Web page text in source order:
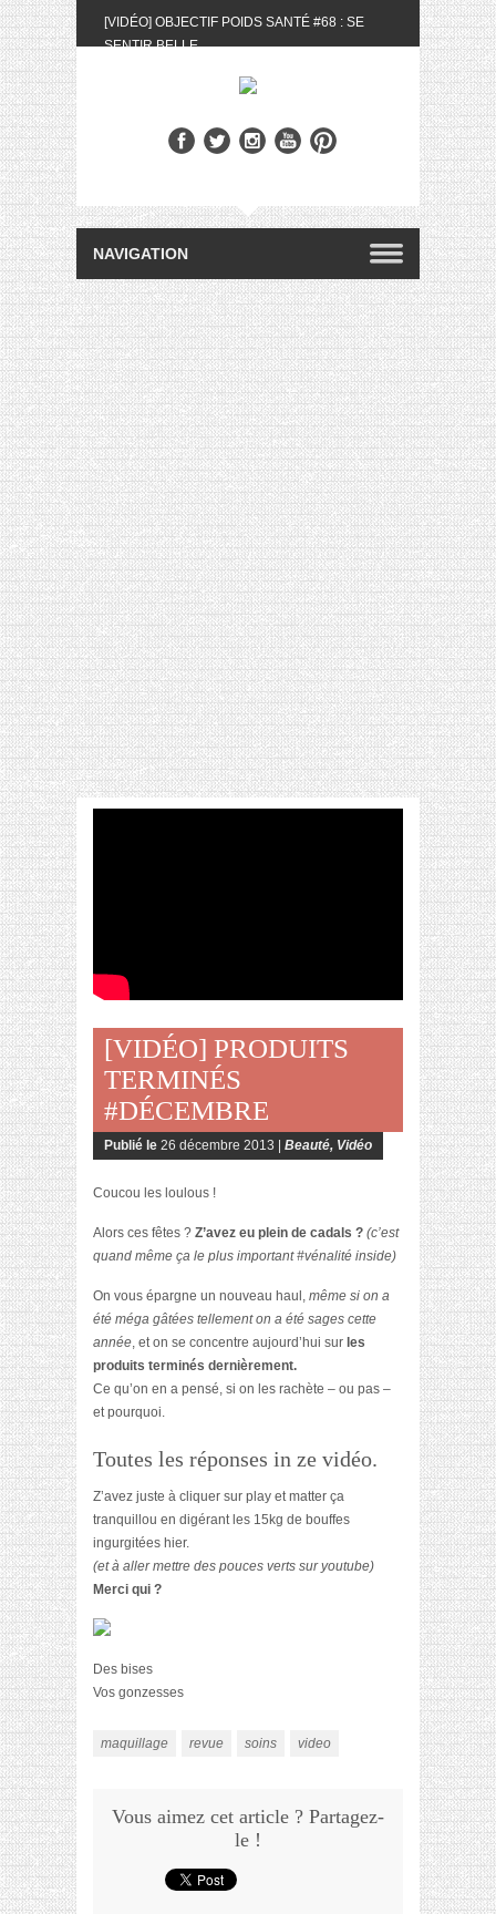
[VIDÉO] OBJECTIF POIDS SANTÉ #68 : SE
SENTIR BELLE
BIOTYFULL BOX DU MOIS DE MAI 2024 FEAT.
[VIDÉO] QUITOQUE #10 : MEAL PREP &
CONVIVIALITÉ
[VIDÉO] UNBOXING : LES MY LITTLE &
BIOTYFULL BOX DU MOIS D’AVRIL 2024
FEAT. AKILA
[VIDÉO] OBJECTIF POIDS SANTÉ #67 : L’AVIS
DES AUTRES, CE N’EST QUE LA VIE DES
AUTRES
[VIDÉO] UNBOXING : LES MY LITTLE &
BIOTYFULL BOX DES MOIS DE FÉVRIER ET
MARS 2024 FEAT. AKILA
[VIDÉO] LA SÉLECTION DU MOIS
#JANVIER2024
[VIDÉO] HELLOFRESH #34 : IDÉES
RECETTES RISOTTO
[VIDÉO] PRODUITS
TERMINÉS
#DÉCEMBRE
Publié le 26 décembre 2013 | Beauté, Vidéo
Coucou les loulous !
Alors ces fêtes ? Z’avez eu plein de cadals ? (c’est
quand même ça le plus important #vénalité inside)
On vous épargne un nouveau haul, même si on a
été méga gâtées tellement on a été sages cette
année, et on se concentre aujourd’hui sur les
produits terminés dernièrement.
Ce qu’on en a pensé, si on les rachète – ou pas –
et pourquoi.
Toutes les réponses in ze vidéo.
Z’avez juste à cliquer sur play et matter ça
tranquillou en digérant les 15kg de bouffes
ingurgitées hier.
(et à aller mettre des pouces verts sur youtube)
Merci qui ?
Des bises
Vos gonzesses
maquillage revue soins video
Vous aimez cet article ? Partagez-
le !